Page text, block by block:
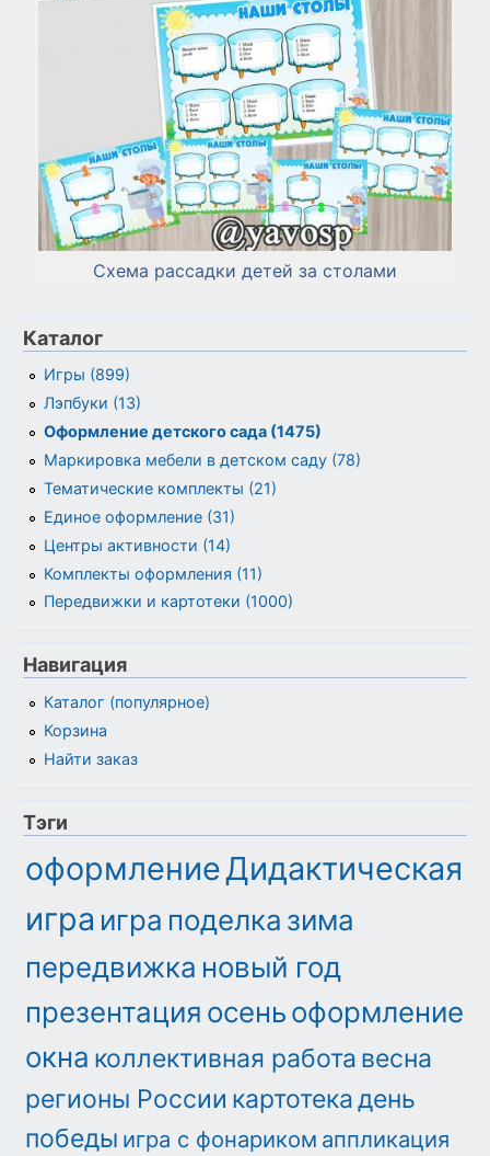
Схема рассадки детей за столами
Каталог
Игры (899)
Лэпбуки (13)
Оформление детского сада (1475)
Маркировка мебели в детском саду (78)
Тематические комплекты (21)
Единое оформление (31)
Центры активности (14)
Комплекты оформления (11)
Передвижки и картотеки (1000)
Навигация
Каталог (популярное)
Корзина
Найти заказ
Тэги
оформлениеДидактическая
игра игра поделка зима
передвижка новый год
презентация осеньоформление
окна коллективная работа весна
регионы России картотекадень
победы игра с фонариком аппликация